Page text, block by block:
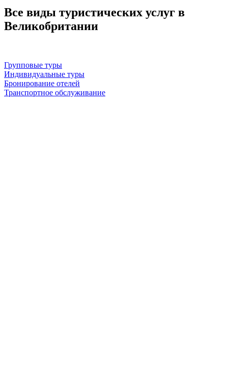
Все виды туристических услуг в
Великобритании
Групповые туры
Индивидуальные туры
Бронирование отелей
Транспортное обслуживание